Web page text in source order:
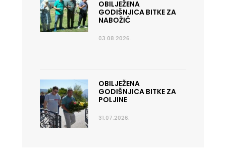
OBILJEŽENA
GODIŠNJICA BITKE ZA
NABOŽIĆ
03.08.2026.
OBILJEŽENA
GODIŠNJICA BITKE ZA
POLJINE
31.07.2026.